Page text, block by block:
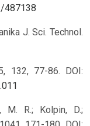
487138
J. Sci. Technol.
132, 77-86. DOI:
M. R.; Kolpin, D.;